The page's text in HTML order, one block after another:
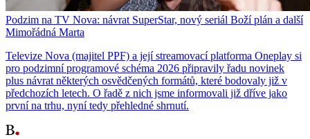
Podzim na TV Nova: návrat SuperStar, nový seriál Boží plán a další
Mimořádná Marta
Televize Nova (majitel PPF) a její streamovací platforma Oneplay si
pro podzimní programové schéma 2026 připravily řadu novinek
plus návrat některých osvědčených formátů, které bodovaly již v
předchozích letech. O řadě z nich jsme informovali již dříve jako
první na trhu, nyní tedy přehledné shrnutí.